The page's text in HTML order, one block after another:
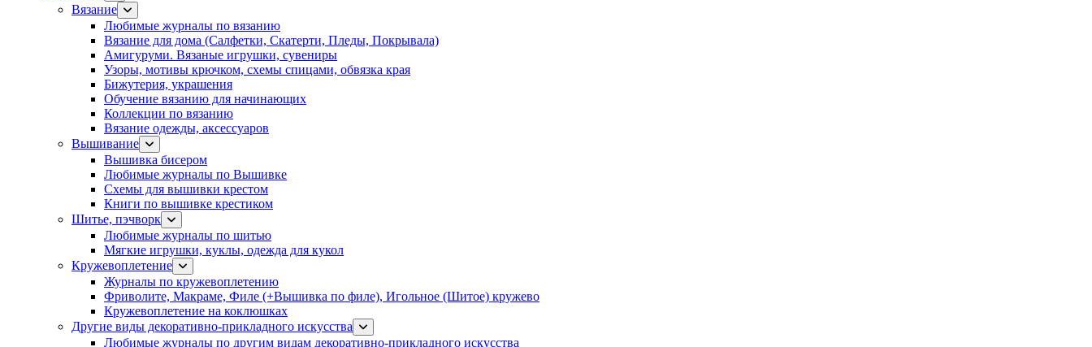
Вязание
Любимые журналы по вязанию
Вязание для дома (Салфетки, Скатерти, Пледы, Покрывала)
Амигуруми. Вязаные игрушки, сувениры
Узоры, мотивы крючком, схемы спицами, обвязка края
Бижутерия, украшения
Обучение вязанию для начинающих
Коллекции по вязанию
Вязание одежды, аксессуаров
Вышивание
Вышивка бисером
Любимые журналы по Вышивке
Схемы для вышивки крестом
Книги по вышивке крестиком
Шитье, пэчворк
Любимые журналы по шитью
Мягкие игрушки, куклы, одежда для кукол
Кружевоплетение
Журналы по кружевоплетению
Фриволите, Макраме, Филе (+Вышивка по филе), Игольное (Шитое) кружево
Кружевоплетение на коклюшках
Другие виды декоративно-прикладного искусства
Любимые журналы по другим видам декоративно-прикладного искусства